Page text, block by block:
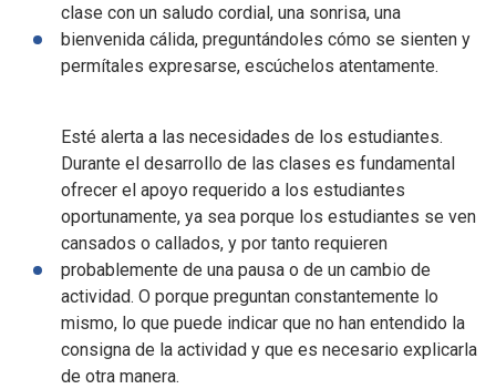
clase con un saludo cordial, una sonrisa, una
bienvenida cálida, preguntándoles cómo se sienten y
permítales expresarse, escúchelos atentamente.
Esté alerta a las necesidades de los estudiantes.
Durante el desarrollo de las clases es fundamental
ofrecer el apoyo requerido a los estudiantes
oportunamente, ya sea porque los estudiantes se ven
cansados o callados, y por tanto requieren
probablemente de una pausa o de un cambio de
actividad. O porque preguntan constantemente lo
mismo, lo que puede indicar que no han entendido la
consigna de la actividad y que es necesario explicarla
de otra manera.